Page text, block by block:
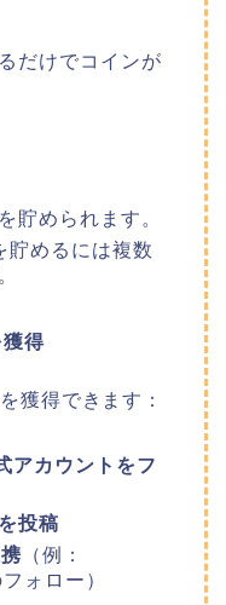
だけでコインが
貯められます。
貯めるには複数
得
獲得できます：
カウントをフ
投稿
（例：
ォロー）